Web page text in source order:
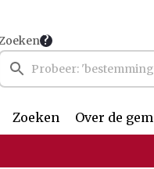
Zoeken Over de